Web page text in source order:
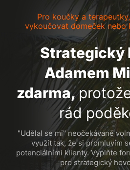
Pro koučky a
vykoučovat domeček nebo
Strategický
Adamem
zdarma,
rád
"Udělal se mi" neočekávaně
využít tak, že si promluvím
potenciálními klienty. Vyplňte
pro strategický